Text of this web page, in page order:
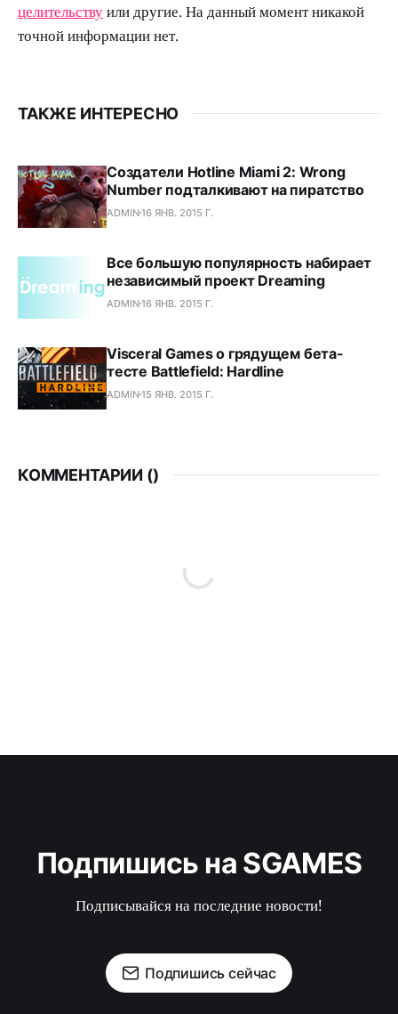
целительствуили другие. На данный момент никакой
точной информации нет.
ТАКЖЕ ИНТЕРЕСНО
Создатели Hotline Miami 2: Wrong
Number подталкивают на пиратство
ADMIN16 ЯНВ. 2015 Г.
Все большую популярность набирает
независимый проект Dreaming
ADMIN16 ЯНВ. 2015 Г.
Visceral Games о грядущем бета-
тесте Battlefield: Hardline
ADMIN15 ЯНВ. 2015 Г.
КОММЕНТАРИИ ()
Подпишись на SGAMES
Подписывайся на последние новости!
Подпишись сейчас